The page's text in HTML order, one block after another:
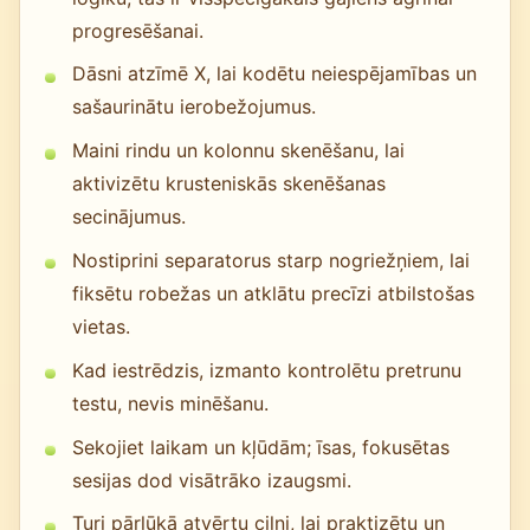
progresēšanai.
Dāsni atzīmē X, lai kodētu neiespējamības un
sašaurinātu ierobežojumus.
Maini rindu un kolonnu skenēšanu, lai
aktivizētu krusteniskās skenēšanas
secinājumus.
Nostiprini separatorus starp nogriežņiem, lai
fiksētu robežas un atklātu precīzi atbilstošas
vietas.
Kad iestrēdzis, izmanto kontrolētu pretrunu
testu, nevis minēšanu.
Sekojiet laikam un kļūdām; īsas, fokusētas
sesijas dod visātrāko izaugsmi.
Turi pārlūkā atvērtu cilni, lai praktizētu un